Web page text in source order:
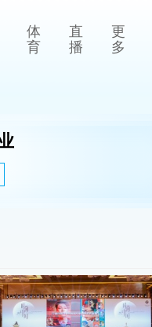
体
育
直
播
更
多